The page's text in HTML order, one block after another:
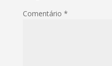
Comentário *